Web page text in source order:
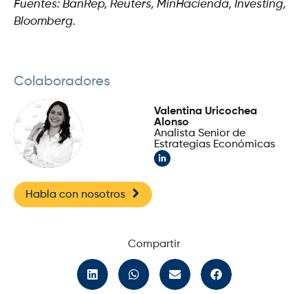
Fuentes: BanRep, Reuters, MinHacienda, Investing,
Bloomberg.
Colaboradores
Valentina Uricochea
Alonso
Analista Senior de
Estrategias Económicas
Habla con nosotros
Compartir